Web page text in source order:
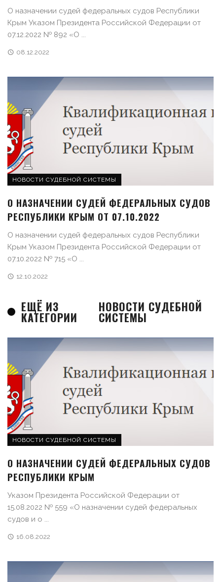
О назначении судей федеральных судов Республики
Крым Указом Президента Российской Федерации от
07.12.2022 № 892 «О ...
08.12.2022
НОВОСТИ СУДЕБНОЙ СИСТЕМЫ
О НАЗНАЧЕНИИ СУДЕЙ ФЕДЕРАЛЬНЫХ СУДОВ
РЕСПУБЛИКИ КРЫМ ОТ 07.10.2022
О назначении судей федеральных судов Республики
Крым Указом Президента Российской Федерации от
07.10.2022 № 715 «О ...
12.10.2022
ЕЩЁ ИЗ
КАТЕГОРИИ
НОВОСТИ СУДЕБНОЙ
СИСТЕМЫ
НОВОСТИ СУДЕБНОЙ СИСТЕМЫ
О НАЗНАЧЕНИИ СУДЕЙ ФЕДЕРАЛЬНЫХ СУДОВ
РЕСПУБЛИКИ КРЫМ
Указом Президента Российской Федерации от
15.08.2022 № 559 «О назначении судей федеральных
судов и о ...
16.08.2022